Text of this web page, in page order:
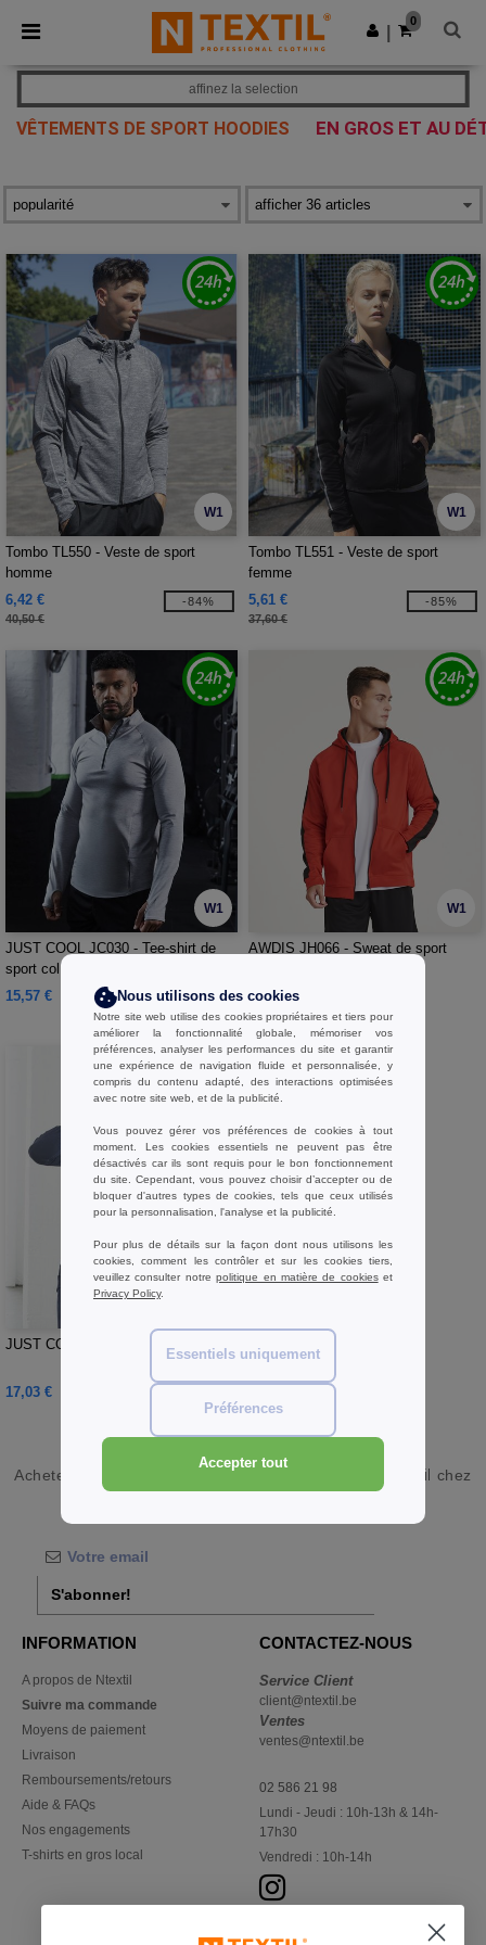
× Appli Ntextil
Meilleurs prix sur l’app !
Obtenir l'appli
0
VÊTEMENTS DE SPORT HOODIES EN GROS ET AU
affinez la selection
W1
Tombo TL550 - Veste de sport
homme
6,42 €
40,50 €
-84%
W1
Tombo TL551 - Veste de sport
femme
5,61 €
37,60 €
-85%
W1
JUST COOL JC030 - Tee-shirt de
sport col zippé
15,57 €
W1
AWDIS JH066 - Sweat de sport
12,94 €
JUST COOL JC052 - Sweat de sport
17,03 €
Acheter Vêtements de sport Hoodies en gros et au détail
chez
S'abonner!
INFORMATION
A propos de Ntextil
Suivre ma commande
Moyens de paiement
Livraison
Remboursements/retours
Aide & FAQs
Nos engagements
T-shirts en gros local
CONTACTEZ-NOUS
Service Client
client@ntextil.be
Ventes
ventes@ntextil.be
02 586 21 98
Lundi - Jeudi : 10h-13h & 14h-
17h30
Vendredi : 10h-14h
Nous utilisons des cookies
Notre site web utilise des cookies propriétaires et tiers pour
améliorer la fonctionnalité globale, mémoriser vos
préférences, analyser les performances du site et garantir
une expérience de navigation fluide et personnalisée, y
compris du contenu adapté, des interactions optimisées
avec notre site web, et de la publicité.
Vous pouvez gérer vos préférences de cookies à tout
moment. Les cookies essentiels ne peuvent pas être
désactivés car ils sont requis pour le bon fonctionnement
du site. Cependant, vous pouvez choisir d’accepter ou de
bloquer d'autres types de cookies, tels que ceux utilisés
pour la personnalisation, l'analyse et la publicité.
Pour plus de détails sur la façon dont nous utilisons les
cookies, comment les contrôler et sur les cookies tiers,
veuillez consulter notrepolitique en matière de cookieset
Privacy Policy.
Essentiels uniquement
Préférences
Accepter tout